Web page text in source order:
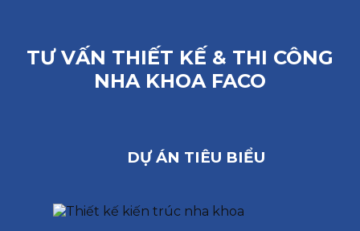
TƯ VẤN THIẾT KẾ & THI CÔNG
NHA KHOA FACO
DỰ ÁN TIÊU BIỂU